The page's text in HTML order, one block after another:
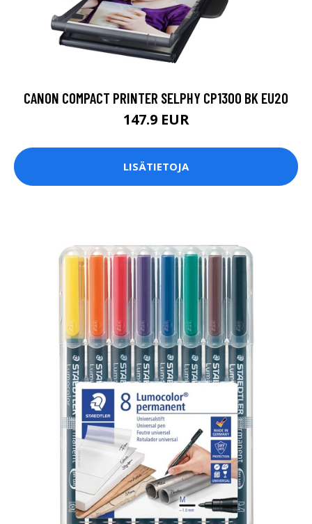
CANON COMPACT PRINTER SELPHY CP1300 BK EU20
147.9 EUR
LISÄTIETOJA